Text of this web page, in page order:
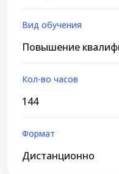
Вид обучения
Повышение
Кол-во часов
144
Формат
Дистанционно